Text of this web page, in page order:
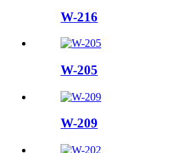
W-216
W-205
W-209